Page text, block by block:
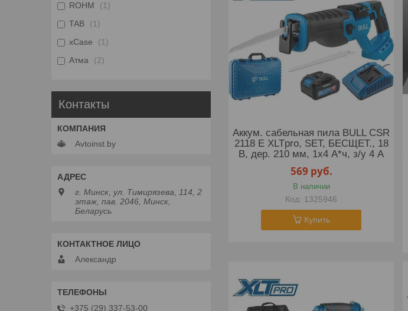
Аккум. сабельная пила BULL CSR
2118 E XLTpro, SET, БЕСЩЕТ., 18
В, дер. 210 мм, 1х4 А*ч, з/у 4 А
569 руб.
В наличии
1325946
Купить
ROHM
1
TAB
1
xCase
1
Атма
2
Контакты
Avtoinst.by
г. Минск, ул. Тимирязева, 114, 2
этаж, пав. 2046, Минск,
Беларусь
Александр
+375 (29) 337-53-00